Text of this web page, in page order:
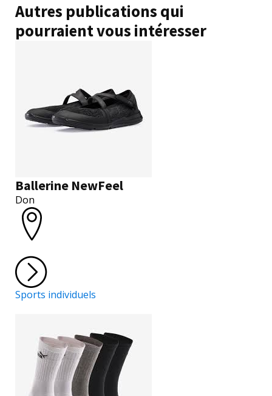
Autres publications qui
pourraient vous intéresser
Ballerine NewFeel
Don
Sports individuels